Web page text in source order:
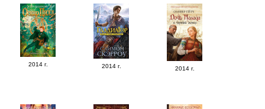
2014 г. 2014 г. 2014 г.